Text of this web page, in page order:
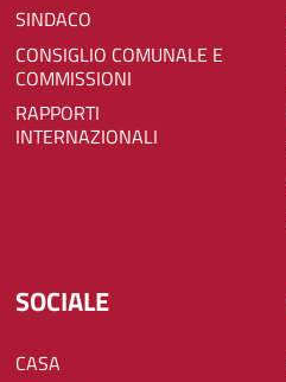
SINDACO
CONSIGLIO COMUNALE E
COMMISSIONI
RAPPORTI
INTERNAZIONALI
SOCIALE
CASA